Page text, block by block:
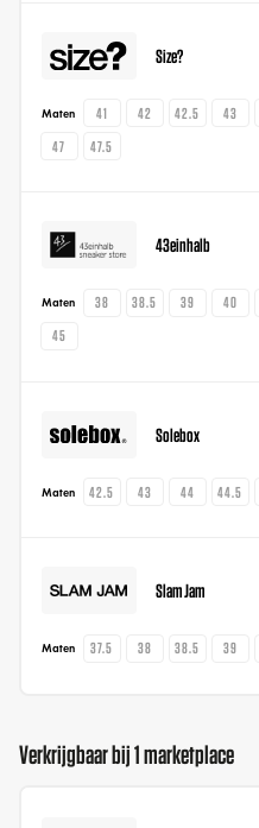
Size?
Maten 41 42 42.5 43
47
47.5
43einhalb
Maten 38 38.5 39 40
45
Solebox
Maten 42.5 43 44 44.5
Slam Jam
Maten 37.5 38 38.5 39
Verkrijgbaar bij 1 marketplace